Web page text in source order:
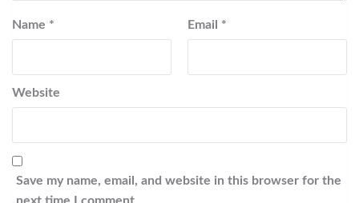
Name * Email *
Website
Save my name, email, and website in this browser for the
next time I comment.